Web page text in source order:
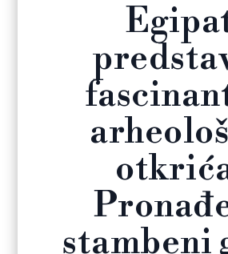
stambeni